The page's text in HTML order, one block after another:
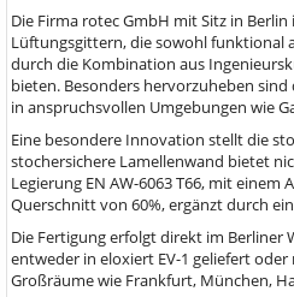
Die Firma rotec GmbH mit Sitz in
Lüftungsgittern, die sowohl funktional
durch die Kombination aus
bieten. Besonders hervorzuheben
in anspruchsvollen Umgebungen wie
Eine besondere Innovation stellt die
stochersichere Lamellenwand bietet
Legierung EN AW-6063 T66, mit
Querschnitt von 60%, ergänzt durch
Die Fertigung erfolgt direkt im Berliner
entweder in eloxiert EV-1 geliefert
Großräume wie Frankfurt, München,